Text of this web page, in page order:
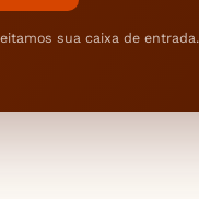
sua caixa de entrada.